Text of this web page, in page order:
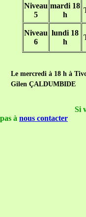
Niveau
5
mardi 18
h
Niveau
6
lundi 18
h
Le mercredi à 18 h à
Gilen ÇALDUMBIDE
Si
pas à nous contacter